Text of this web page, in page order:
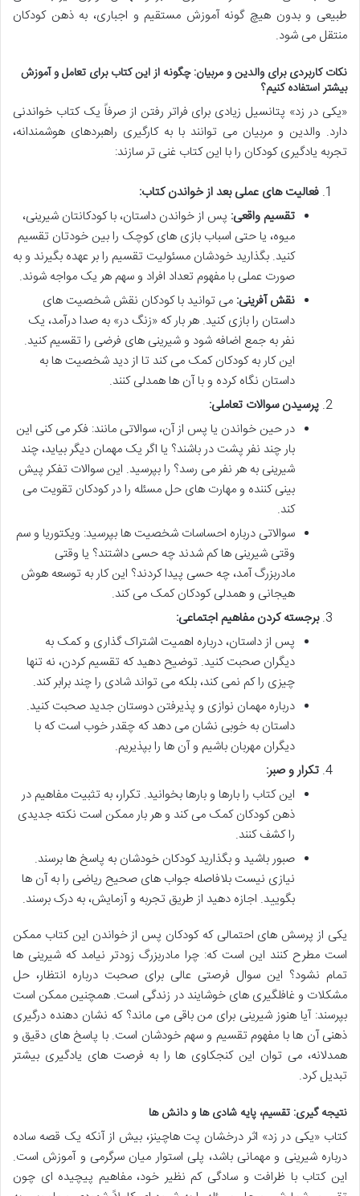
طبیعی و بدون هیچ گونه آموزش مستقیم و اجباری، به ذهن کودکان
منتقل می شود.
نکات کاربردی برای والدین و مربیان: چگونه از این کتاب برای تعامل و آموزش
بیشتر استفاده کنیم؟
«یکی در زد» پتانسیل زیادی برای فراتر رفتن از صرفاً یک کتاب خواندنی
دارد. والدین و مربیان می توانند با به کارگیری راهبردهای هوشمندانه،
تجربه یادگیری کودکان را با این کتاب غنی تر سازند:
فعالیت های عملی بعد از خواندن کتاب:
تقسیم واقعی: پس از خواندن داستان، با کودکانتان شیرینی،
میوه، یا حتی اسباب بازی های کوچک را بین خودتان تقسیم
کنید. بگذارید خودشان مسئولیت تقسیم را بر عهده بگیرند و به
صورت عملی با مفهوم تعداد افراد و سهم هر یک مواجه شوند.
نقش آفرینی: می توانید با کودکان نقش شخصیت های
داستان را بازی کنید. هر بار که «زنگ در» به صدا درآمد، یک
نفر به جمع اضافه شود و شیرینی های فرضی را تقسیم کنید.
این کار به کودکان کمک می کند تا از دید شخصیت ها به
داستان نگاه کرده و با آن ها همدلی کنند.
پرسیدن سوالات تعاملی:
در حین خواندن یا پس از آن، سوالاتی مانند: فکر می کنی این
بار چند نفر پشت در باشند؟ یا اگر یک مهمان دیگر بیاید، چند
شیرینی به هر نفر می رسد؟ را بپرسید. این سوالات تفکر پیش
بینی کننده و مهارت های حل مسئله را در کودکان تقویت می
کند.
سوالاتی درباره احساسات شخصیت ها بپرسید: ویکتوریا و سم
وقتی شیرینی ها کم شدند چه حسی داشتند؟ یا وقتی
مادربزرگ آمد، چه حسی پیدا کردند؟ این کار به توسعه هوش
هیجانی و همدلی کودکان کمک می کند.
برجسته کردن مفاهیم اجتماعی:
پس از داستان، درباره اهمیت اشتراک گذاری و کمک به
دیگران صحبت کنید. توضیح دهید که تقسیم کردن، نه تنها
چیزی را کم نمی کند، بلکه می تواند شادی را چند برابر کند.
درباره مهمان نوازی و پذیرفتن دوستان جدید صحبت کنید.
داستان به خوبی نشان می دهد که چقدر خوب است که با
دیگران مهربان باشیم و آن ها را بپذیریم.
تکرار و صبر:
این کتاب را بارها و بارها بخوانید. تکرار، به تثبیت مفاهیم در
ذهن کودکان کمک می کند و هر بار ممکن است نکته جدیدی
را کشف کنند.
صبور باشید و بگذارید کودکان خودشان به پاسخ ها برسند.
نیازی نیست بلافاصله جواب های صحیح ریاضی را به آن ها
بگویید. اجازه دهید از طریق تجربه و آزمایش، به درک برسند.
یکی از پرسش های احتمالی که کودکان پس از خواندن این کتاب ممکن
است مطرح کنند این است که: چرا مادربزرگ زودتر نیامد که شیرینی ها
تمام نشود؟ این سوال فرصتی عالی برای صحبت درباره انتظار، حل
مشکلات و غافلگیری های خوشایند در زندگی است. همچنین ممکن است
بپرسند: آیا هنوز شیرینی برای من باقی می ماند؟ که نشان دهنده درگیری
ذهنی آن ها با مفهوم تقسیم و سهم خودشان است. با پاسخ های دقیق و
همدلانه، می توان این کنجکاوی ها را به فرصت های یادگیری بیشتر
تبدیل کرد.
نتیجه گیری: تقسیم، پایه شادی ها و دانش ها
کتاب «یکی در زد» اثر درخشان پت هاچینز، بیش از آنکه یک قصه ساده
درباره شیرینی و مهمانی باشد، پلی استوار میان سرگرمی و آموزش است.
این کتاب با ظرافت و سادگی کم نظیر خود، مفاهیم پیچیده ای چون